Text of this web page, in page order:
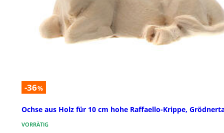
-36%
Ochse aus Holz für 10 cm hohe Raffaello-Krippe,
VORRÄTIG